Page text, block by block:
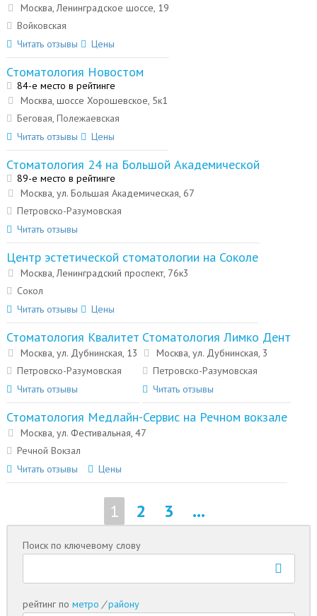
Москва, Ленинградское шоссе, 19
Войковская
Читать отзывы
Цены
Стоматология Новостом
84-е место в рейтинге
Москва, шоссе Хорошевское, 5к1
Беговая, Полежаевская
Читать отзывы
Цены
Стоматология 24 на Большой Академической
89-е место в рейтинге
Москва, ул. Большая Академическая, 67
Петровско-Разумовская
Читать отзывы
Центр эстетической стоматологии на Соколе
Москва, Ленинградский проспект, 76к3
Сокол
Читать отзывы
Цены
Стоматология Квалитет
Москва, ул. Дубнинская, 13
Петровско-Разумовская
Читать отзывы
Стоматология Лимко Дент
Москва, ул. Дубнинская, 3
Петровско-Разумовская
Читать отзывы
Стоматология Медлайн-Сервис на Речном вокзале
Москва, ул. Фестивальная, 47
Речной Вокзал
Читать отзывы
Цены
1 2 3 ...
Поиск по ключевому слову
рейтинг пометро / району